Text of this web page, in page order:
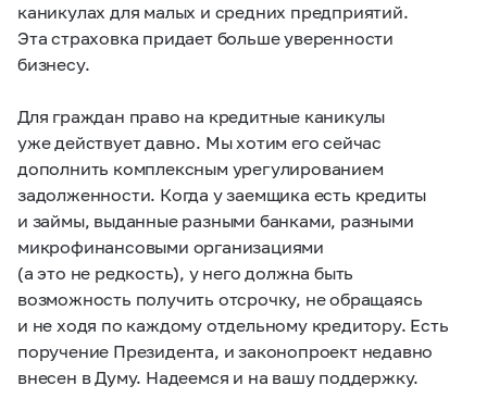
каникулах для малых и средних предприятий.
Эта страховка придает больше уверенности
бизнесу.
Для граждан право на кредитные каникулы
уже действует давно. Мы хотим его сейчас
дополнить комплексным урегулированием
задолженности. Когда у заемщика есть кредиты
и займы, выданные разными банками, разными
микрофинансовыми организациями
(а это не редкость), у него должна быть
возможность получить отсрочку, не обращаясь
и не ходя по каждому отдельному кредитору. Есть
поручение Президента, и законопроект недавно
внесен в Думу. Надеемся и на вашу поддержку.